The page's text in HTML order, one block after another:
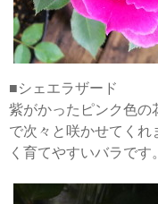
■シェエラザード
紫がかったピンク色の
で次々と咲かせてくれ
く育てやすいバラです。